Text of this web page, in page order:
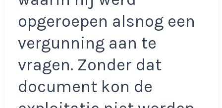
opgeroepen alsnog een
vergunning aan te
vragen. Zonder dat
document kon de